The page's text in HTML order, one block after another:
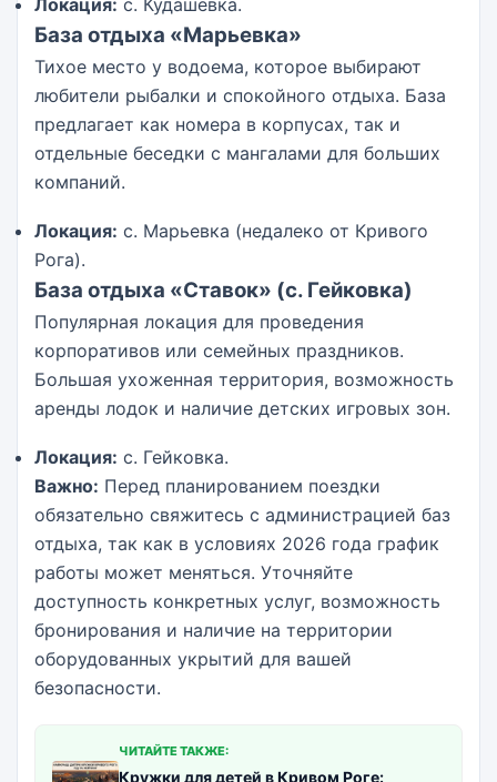
База отдыха «Марьевка»
Тихое место у водоема, которое выбирают
любители рыбалки и спокойного отдыха. База
предлагает как номера в корпусах, так и
отдельные беседки с мангалами для больших
компаний.
Локация: с. Марьевка (недалеко от Кривого
Рога).
База отдыха «Ставок» (с. Гейковка)
Популярная локация для проведения
корпоративов или семейных праздников.
Большая ухоженная территория, возможность
аренды лодок и наличие детских игровых зон.
Локация: с. Гейковка.
Важно: Перед планированием поездки
обязательно свяжитесь с администрацией баз
отдыха, так как в условиях 2026 года график
работы может меняться. Уточняйте
доступность конкретных услуг, возможность
бронирования и наличие на территории
оборудованных укрытий для вашей
безопасности.
ЧИТАЙТЕ ТАКЖЕ:
Кружки для детей в Кривом Роге: